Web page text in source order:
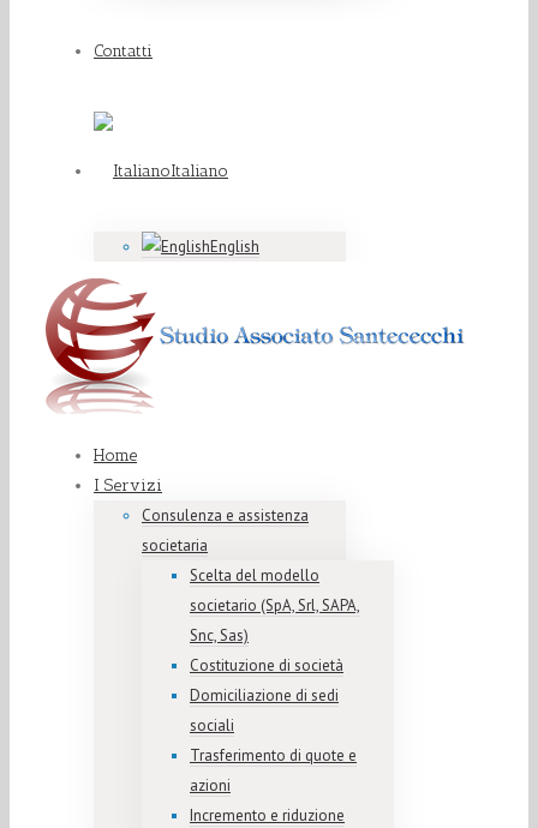
Contatti
Italiano
English
Home
I Servizi
Consulenza e assistenza
societaria
Scelta del modello
societario (SpA, Srl, SAPA,
Snc, Sas)
Costituzione di società
Domiciliazione di sedi
sociali
Trasferimento di quote e
azioni
Incremento e riduzione